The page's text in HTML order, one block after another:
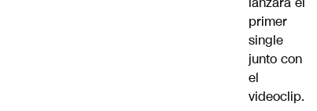
primer
single
junto con
el
videoclip.